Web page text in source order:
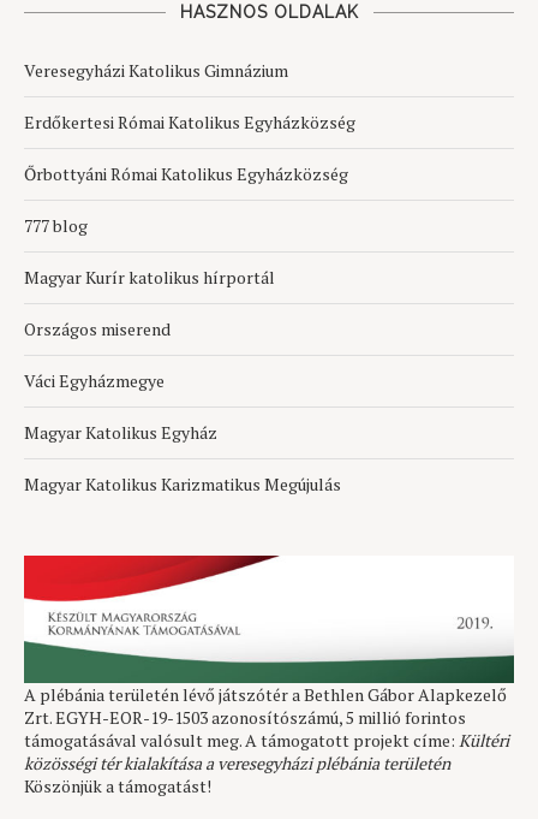
HASZNOS OLDALAK
Veresegyházi Katolikus Gimnázium
Erdőkertesi Római Katolikus Egyházközség
Őrbottyáni Római Katolikus Egyházközség
777 blog
Magyar Kurír katolikus hírportál
Országos miserend
Váci Egyházmegye
Magyar Katolikus Egyház
Magyar Katolikus Karizmatikus Megújulás
A plébánia területén lévő játszótér a Bethlen Gábor Alapkezelő
Zrt. EGYH-EOR-19-1503 azonosítószámú, 5 millió forintos
támogatásával valósult meg. A támogatott projekt címe: Kültéri
közösségi tér kialakítása a veresegyházi plébánia területén
Köszönjük a támogatást!